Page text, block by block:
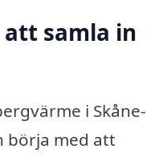
samla in
i Skåne-
börja med att